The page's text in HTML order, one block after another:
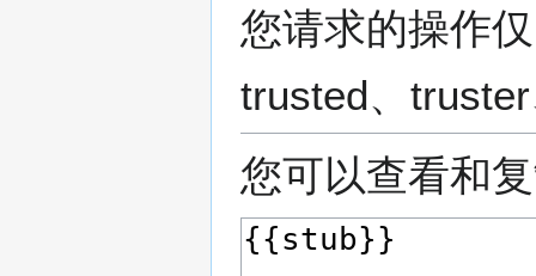
导
航
搜
索
您请求的操作
trusted、​
您可以查看和